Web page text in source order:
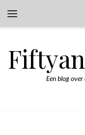
Een blog